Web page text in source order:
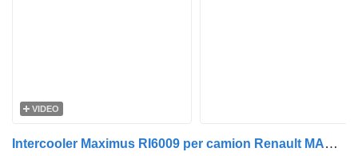
VIDEO
Intercooler Maximus RI6009 per camion Renault MAGNUM E-TECH